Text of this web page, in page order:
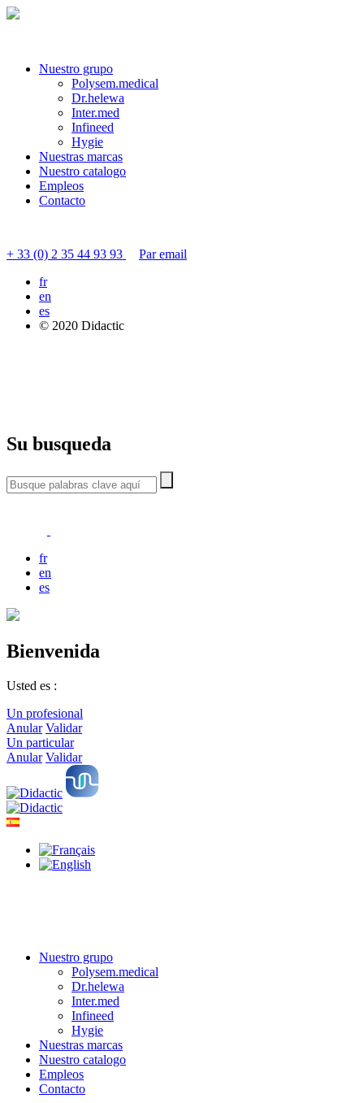
Nuestro grupo
Polysem.medical
Dr.helewa
Inter.med
Infineed
Hygie
Nuestras marcas
Nuestro catalogo
Empleos
Contacto
+ 33 (0) 2 35 44 93 93
Par email
fr
en
es
© 2020 Didactic
Su busqueda
fr
en
es
Bienvenida
Usted es :
Un profesional
Anular Validar
Un particular
Anular Validar
Nuestro grupo
Polysem.medical
Dr.helewa
Inter.med
Infineed
Hygie
Nuestras marcas
Nuestro catalogo
Empleos
Contacto